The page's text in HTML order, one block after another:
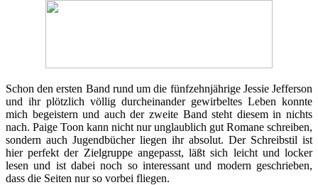
Schon den ersten Band rund um die fünfzehnjährige Jessie Jefferson
und ihr plötzlich völlig durcheinander gewirbeltes Leben konnte
mich begeistern und auch der zweite Band steht diesem in nichts
nach. Paige Toon kann nicht nur unglaublich gut Romane schreiben,
sondern auch Jugendbücher liegen ihr absolut. Der Schreibstil ist
hier perfekt der Zielgruppe angepasst, läßt sich leicht und locker
lesen und ist dabei noch so interessant und modern geschrieben,
dass die Seiten nur so vorbei fliegen.